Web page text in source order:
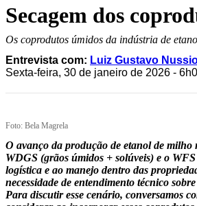
Secagem dos
Os coprodutos úmidos da indústria de
Entrevista com: Luiz Gustavo
Sexta-feira, 30 de janeiro de 2026 -
Foto: Bela Magrela
O avanço da produção de etanol de
WDGS (grãos úmidos + solúveis) e o
logística e ao manejo dentro das
necessidade de entendimento técnico
Para discutir esse cenário, conversamos